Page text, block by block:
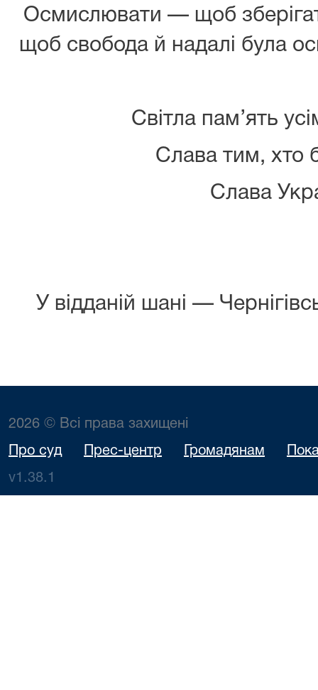
Осмислювати — щоб
щоб свобода й надалі була
Світла пам’ять
Слава тим, хто
Слава
У відданій шані —
2026 © Всі права захищені
Про суд Прес-центр Громадянам
v1.38.1